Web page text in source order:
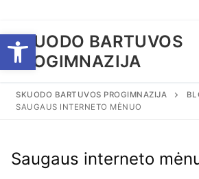
Open toolbar
prie
turinio
SKUODO BARTUVOS
PROGIMNAZIJA
SKUODO BARTUVOS PROGIMNAZIJA
SAUGAUS INTERNETO MĖNUO
Saugaus interneto